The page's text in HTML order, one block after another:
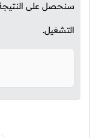
سنحصل على النتيجة
التشغيل.